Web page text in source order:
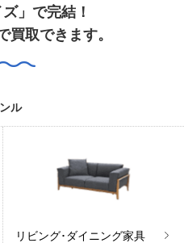
」で完結！
買取できます。
ル
リビング･ダイニング家具